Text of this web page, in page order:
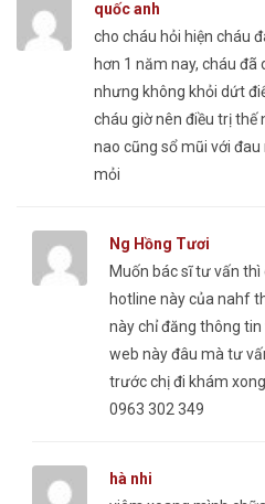
quốc anh
cho cháu hỏi hiện cháu
hơn 1 năm nay, cháu
nhưng không khỏi dứt
cháu giờ nên điều trị thế
nao cũng sổ mũi với
mỏi
Ng Hồng Tươi
Muốn bác sĩ tư vấn
hotline này của nahf
này chỉ đăng thông
web này đâu mà tư
trước chị đi khám
0963 302 349
hà nhi